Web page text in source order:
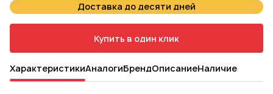
Доставка до десяти дней
Купить в один клик
ХарактеристикиАналогиБрендОписаниеНаличие